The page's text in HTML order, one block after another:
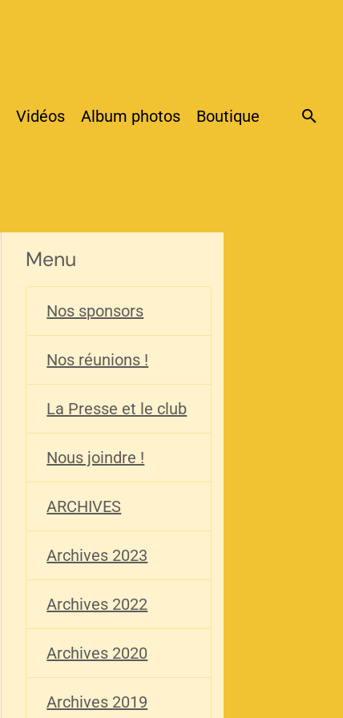
Vidéos Album photos Boutique
Menu
Nos sponsors
Nos réunions !
La Presse et le club
Nous joindre !
ARCHIVES
Archives 2023
Archives 2022
Archives 2020
Archives 2019